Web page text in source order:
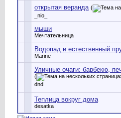
открытая веранда (
_nio_
мыши
Мечтательница
Водопад и естественный
Marine
Уличные очаги: барбекю,
(
dnd
Теплица вокруг дома
desatka